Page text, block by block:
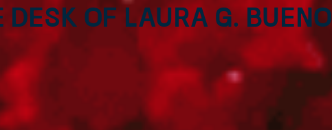
of Laura G. Bueno